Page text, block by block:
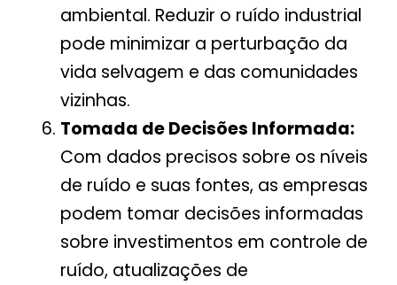
ambiental. Reduzir o ruído industrial
pode minimizar a perturbação da
vida selvagem e das comunidades
vizinhas.
Tomada de Decisões Informada:
Com dados precisos sobre os níveis
de ruído e suas fontes, as empresas
podem tomar decisões informadas
sobre investimentos em controle de
ruído, atualizações de